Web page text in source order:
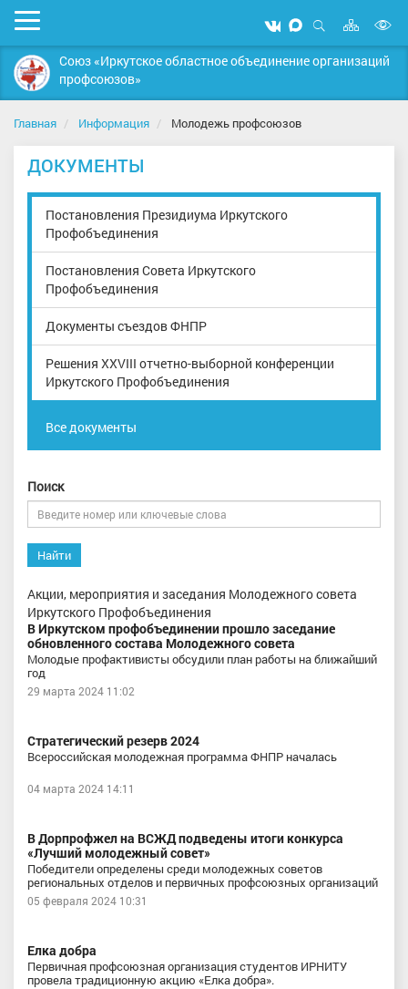
Мобильное
меню
Мы
вконтакте
Мы
в
MAX
Открыть
поиск
Карта
сайта
Союз «Иркутское областное объединение организаций
профсоюзов»
Главная Информация Молодежь профсоюзов
ДОКУМЕНТЫ
Постановления Президиума Иркутского
Профобъединения
Постановления Совета Иркутского
Профобъединения
Документы съездов ФНПР
Решения XXVIII отчетно-выборной конференции
Иркутского Профобъединения
Все документы
Поиск
Найти
Акции, мероприятия и заседания Молодежного совета
Иркутского Профобъединения
В Иркутском профобъединении прошло заседание
обновленного состава Молодежного совета
Молодые профактивисты обсудили план работы на ближайший
год
29 марта 2024 11:02
Стратегический резерв 2024
Всероссийская молодежная программа ФНПР началась
04 марта 2024 14:11
В Дорпрофжел на ВСЖД подведены итоги конкурса
«Лучший молодежный совет»
Победители определены среди молодежных советов
региональных отделов и первичных профсоюзных организаций
05 февраля 2024 10:31
Елка добра
Первичная профсоюзная организация студентов ИРНИТУ
провела традиционную акцию «Елка добра».